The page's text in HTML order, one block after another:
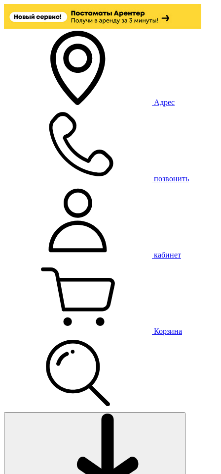
Адрес
позвонить
кабинет
Корзина